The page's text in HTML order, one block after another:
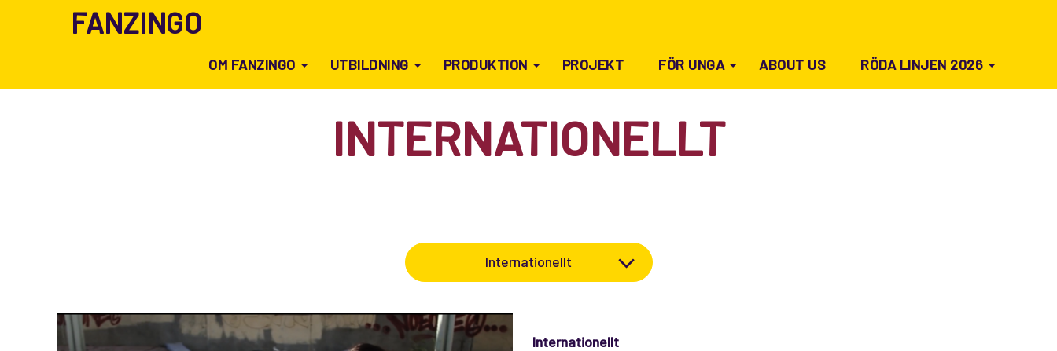
FANZINGO
OM FANZINGO UTBILDNING PRODUKTION PROJEKT FÖR UNGA ABOUT US RÖDA LINJEN 2026
INTERNATIONELLT
Internationellt
Internationellt